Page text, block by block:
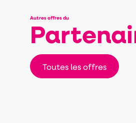
Autres offres du
Toutes les offres